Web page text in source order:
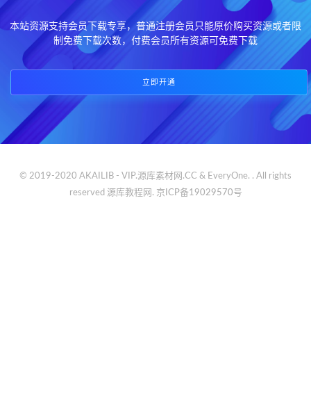
本站资源支持会员下载专享，普通注册会员只能原价购买资源或者限
制免费下载次数，付费会员所有资源可免费下载
立即开通
© 2019-2020 AKAILIB - VIP.源库素材网.CC & EveryOne. . All rights
reserved 源库教程网. 京ICP备19029570号